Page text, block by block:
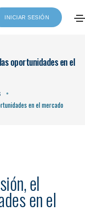
INICIAR SESIÓN
oportunidades en el
en el mercado
el
en el